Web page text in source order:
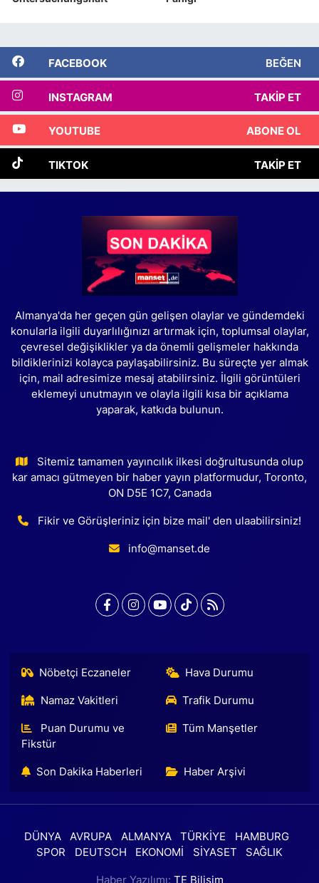
FACEBOOK BEĞEN
INSTAGRAM TAKIP ET
YOUTUBE ABONE OL
TIKTOK TAKIP ET
Almanya'da her geçen gün gelişen olaylar ve gündemdeki
konularla ilgili duyarlılığınızı artırmak için, toplumsal olaylar,
çevresel değişiklikler ya da önemli gelişmeler hakkında
bildiklerinizi kolayca paylaşabilirsiniz. Bu süreçte yer almak
için, mail adresimize mesaj atabilirsiniz. İlgili görüntüleri
eklemeyi unutmayın ve olayla ilgili kısa bir açıklama
yaparak, katkıda bulunun.
Sitemiz tamamen yayıncılık ilkesi doğrultusunda olup
kar amacı gütmeyen bir haber yayın platformudur, Toronto,
ON D5E 1C7, Canada
Fikir ve Görüşleriniz için bize mail' den ulaabilirsiniz!
info@manset.de
Nöbetçi Eczaneler Hava Durumu
Namaz Vakitleri Trafik Durumu
Puan Durumu ve
Fikstür
Tüm Manşetler
Son Dakika Haberleri Haber Arşivi
DÜNYA AVRUPA ALMANYA TÜRKİYE
HAMBURG
SPOR
DEUTSCH EKONOMİ SİYASET SAĞLIK
Haber Yazılımı: TE Bilişim